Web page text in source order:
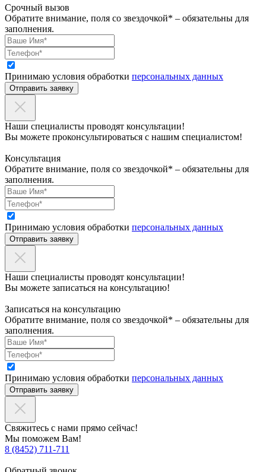
Срочный вызов
Обратите внимание, поля со звездочкой* – обязательны для
заполнения.
Принимаю условия обработки персональных данных
Отправить заявку
Наши специалисты проводят консультации!
Вы можете проконсультироваться с нашим специалистом!
Консультация
Обратите внимание, поля со звездочкой* – обязательны для
заполнения.
Принимаю условия обработки персональных данных
Отправить заявку
Наши специалисты проводят консультации!
Вы можете записаться на консультацию!
Записаться на консультацию
Обратите внимание, поля со звездочкой* – обязательны для
заполнения.
Принимаю условия обработки персональных данных
Отправить заявку
Свяжитесь с нами прямо сейчас!
Мы поможем Вам!
8 (8452) 711-711